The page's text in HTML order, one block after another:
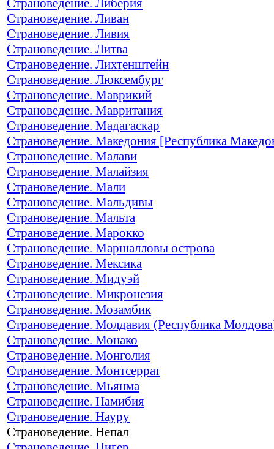
Страноведение. Либерия
Страноведение. Ливан
Страноведение. Ливия
Страноведение. Литва
Страноведение. Лихтенштейн
Страноведение. Люксембург
Страноведение. Маврикий
Страноведение. Мавритания
Страноведение. Мадагаскар
Страноведение. Македония [Республика
Страноведение. Малави
Страноведение. Малайзия
Страноведение. Мали
Страноведение. Мальдивы
Страноведение. Мальта
Страноведение. Марокко
Страноведение. Маршалловы острова
Страноведение. Мексика
Страноведение. Мидуэй
Страноведение. Микронезия
Страноведение. Мозамбик
Страноведение. Молдавия (Республика
Страноведение. Монако
Страноведение. Монголия
Страноведение. Монтсеррат
Страноведение. Мьянма
Страноведение. Намибия
Страноведение. Науру
Страноведение. Непал